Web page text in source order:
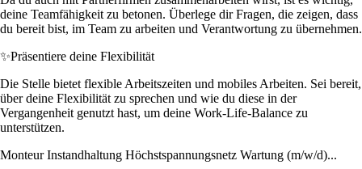
deine Teamfähigkeit zu betonen. Überlege dir Fragen, die zeigen, dass
du bereit bist, im Team zu arbeiten und Verantwortung zu übernehmen.
✨Präsentiere deine Flexibilität
Die Stelle bietet flexible Arbeitszeiten und mobiles Arbeiten. Sei bereit,
über deine Flexibilität zu sprechen und wie du diese in der
Vergangenheit genutzt hast, um deine Work-Life-Balance zu
unterstützen.
Monteur Instandhaltung Höchstspannungsnetz Wartung (m/w/d)...